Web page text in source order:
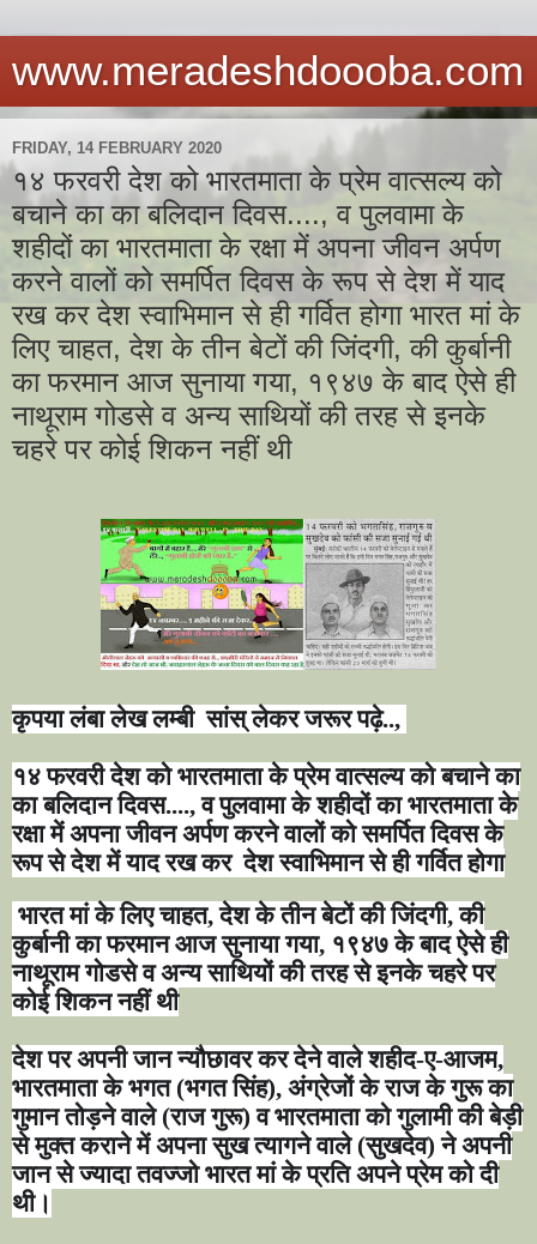
www.meradeshdoooba.com
FRIDAY, 14 FEBRUARY 2020
१४ फरवरी देश को भारतमाता के प्रेम वात्सल्य को
बचाने का का बलिदान दिवस...., व पुलवामा के
शहीदों का भारतमाता के रक्षा में अपना जीवन अर्पण
करने वालों को समर्पित दिवस के रूप से देश में याद
रख कर देश स्वाभिमान से ही गर्वित होगा भारत मां के
लिए चाहत, देश के तीन बेटों की जिंदगी, की कुर्बानी
का फरमान आज सुनाया गया, १९४७ के बाद ऐसे ही
नाथूराम गोडसे व अन्य साथियों की तरह से इनके
चहरे पर कोई शिकन नहीं थी
कृपया लंबा लेख लम्बी सांस् लेकर जरूर पढ़े..,
१४ फरवरी देश को भारतमाता के प्रेम वात्सल्य को बचाने का
का बलिदान दिवस...., व पुलवामा के शहीदों का भारतमाता के
रक्षा में अपना जीवन अर्पण करने वालों को समर्पित दिवस के
रूप से देश में याद रख कर देश स्वाभिमान से ही गर्वित होगा
भारत मां के लिए चाहत,देश के तीन बेटों की जिंदगी,की
कुर्बानी का फरमान आज सुनाया गया, १९४७ के बाद ऐसे ही
नाथूराम गोडसे व अन्य साथियों की तरह से इनके चहरे पर
कोई शिकन नहीं थी
देश पर अपनी जान न्यौछावर कर देने वाले शहीद-ए-आजम,
भारतमाता के भगत (भगत सिंह), अंग्रेजों के राज के गुरू का
गुमान तोड़ने वाले (राज गुरू) व भारतमाता को गुलामी की बेड़ी
से मुक्त कराने में अपना सुख त्यागने वाले(सुखदेव) ने अपनी
जान से ज्यादा तवज्जो भारत मां के प्रति अपने प्रेम को दी
थी।